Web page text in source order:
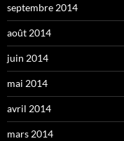
septembre 2014
août 2014
juin 2014
mai 2014
avril 2014
mars 2014